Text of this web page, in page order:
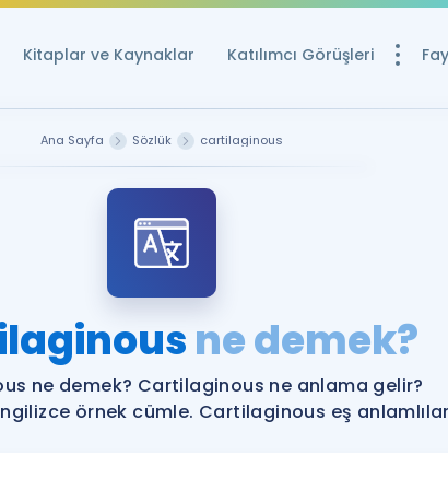
Kitaplar ve Kaynaklar Katılımcı Görüşleri
Ücretsiz Kaynaklar
YDS ve YÖKDİL Puan
YDS ve YÖKDİL'e
Tüm ÖSYM Sınavları
Remzi
Ana Sayfa Sözlük cartilaginous
ne demek?
ne demek? Cartilaginous ne anlama gelir?
örnek cümle. Cartilaginous eş